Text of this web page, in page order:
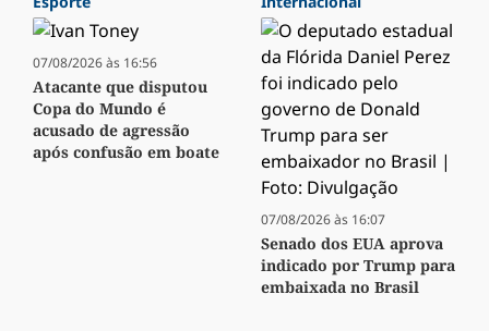
07/08/2026 às 16:56
Atacante que disputou
Copa do Mundo é
acusado de agressão
após confusão em boate
07/08/2026 às 16:07
Senado dos EUA aprova
indicado por Trump para
embaixada no Brasil